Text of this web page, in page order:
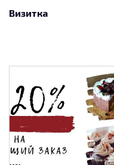
Визитка